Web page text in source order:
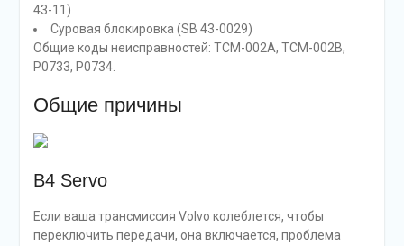
43-11)
Суровая блокировка (SB 43-0029)
Общие коды неисправностей: TCM-002A, TCM-002B,
P0733, P0734.
Общие причины
B4 Servo
Если ваша трансмиссия Volvo колеблется, чтобы
переключить передачи, она включается, проблема